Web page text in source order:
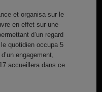
et organisa sur le
en effet sur une
d’un regard
quotidien occupa 5
engagement,
accueillera dans ce